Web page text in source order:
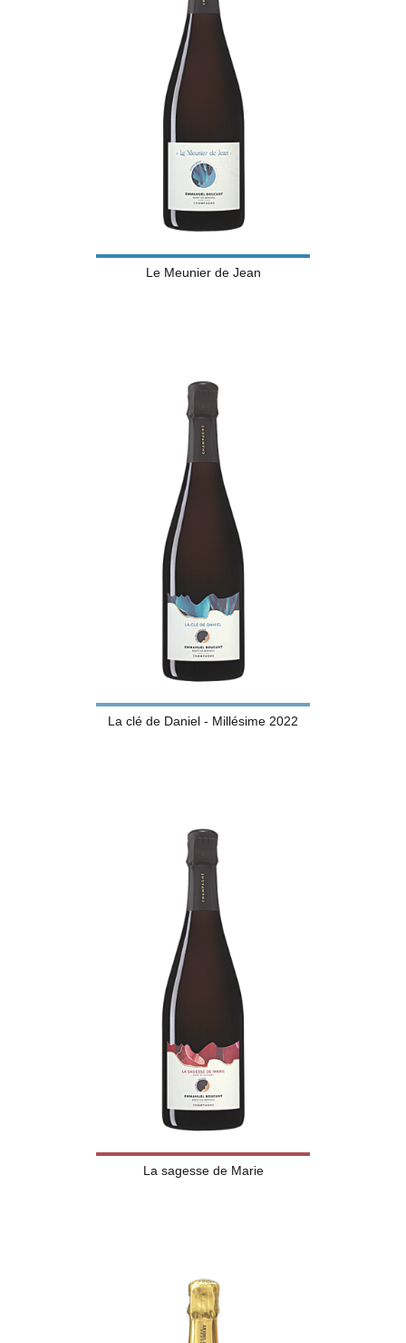
Le Meunier de Jean
La clé de Daniel - Millésime 2022
La sagesse de Marie